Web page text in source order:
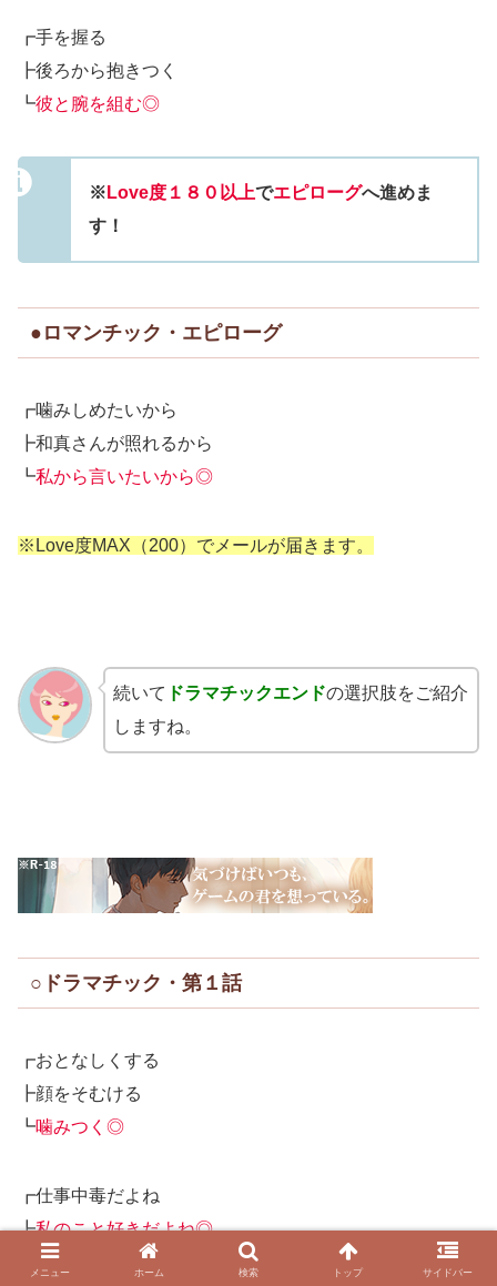
┏手を握る
┣後ろから抱きつく
┗彼と腕を組む◎
※ Love度１８０以上でエピローグへ進めま
す！
●ロマンチック・エピローグ
┏噛みしめたいから
┣和真さんが照れるから
┗私から言いたいから◎
※Love度MAX（200）でメールが届きます。
続いて ドラマチックエンドの選択肢をご紹介
しますね。
○ドラマチック・第１話
┏おとなしくする
┣顔をそむける
┗噛みつく◎
┏仕事中毒だよね
┣私のこと好きだよね◎
┗撮るの好きだよね
メニュー ホーム 検索 トップ サイドバー